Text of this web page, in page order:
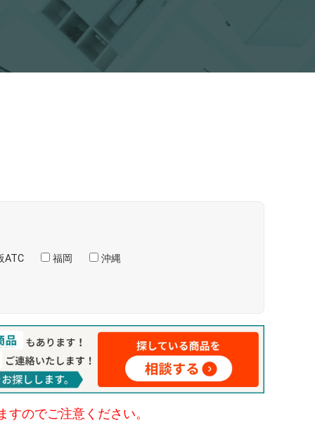
ATC 福岡 沖縄
のでご注意ください。